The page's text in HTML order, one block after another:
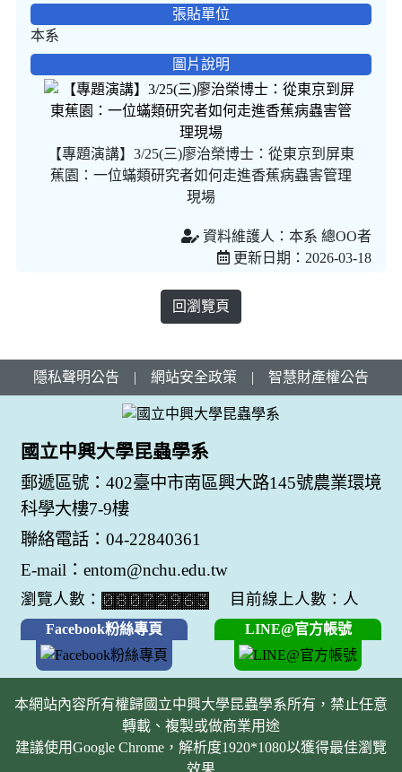
張貼單位
本系
圖片說明
【專題演講】3/25(三)廖治榮博士：從東京到屏東
蕉園：一位蟎類研究者如何走進香蕉病蟲害管理
現場
資料維護人：本系 總OO者
更新日期：2026-03-18
回瀏覽頁
隱私聲明公告 | 網站安全政策 | 智慧財產權公告
國立中興大學昆蟲學系
郵遞區號：402臺中市南區興大路145號農業環境
科學大樓7-9樓
聯絡電話：04-22840361
E-mail：entom@nchu.edu.tw
瀏覽人數： 目前線上人數：人
Facebook粉絲專頁 LINE@官方帳號
本網站內容所有權歸國立中興大學昆蟲學系所有，禁止任意
轉載、複製或做商業用途
建議使用Google Chrome，解析度1920*1080以獲得最佳瀏覽
效果